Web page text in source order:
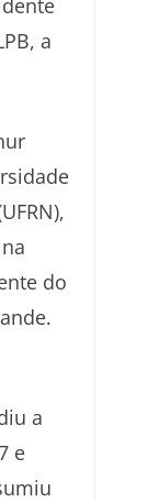
a
do
a
e